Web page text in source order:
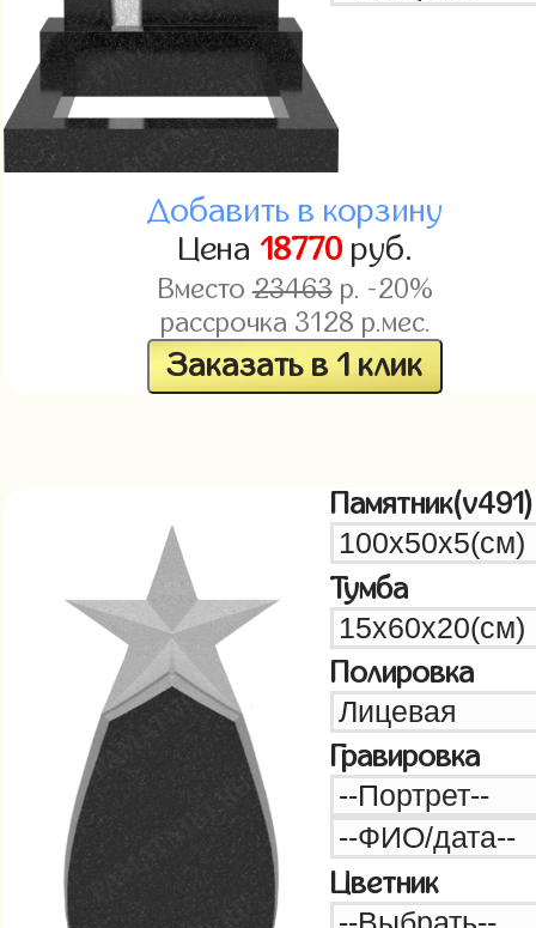
Добавить в корзину
Цена 18770руб.
Вместо23463р. -20%
рассрочка 3128 р.мес.
Заказать в 1 клик
Памятник(v491)
Тумба
Полировка
Гравировка
Цветник